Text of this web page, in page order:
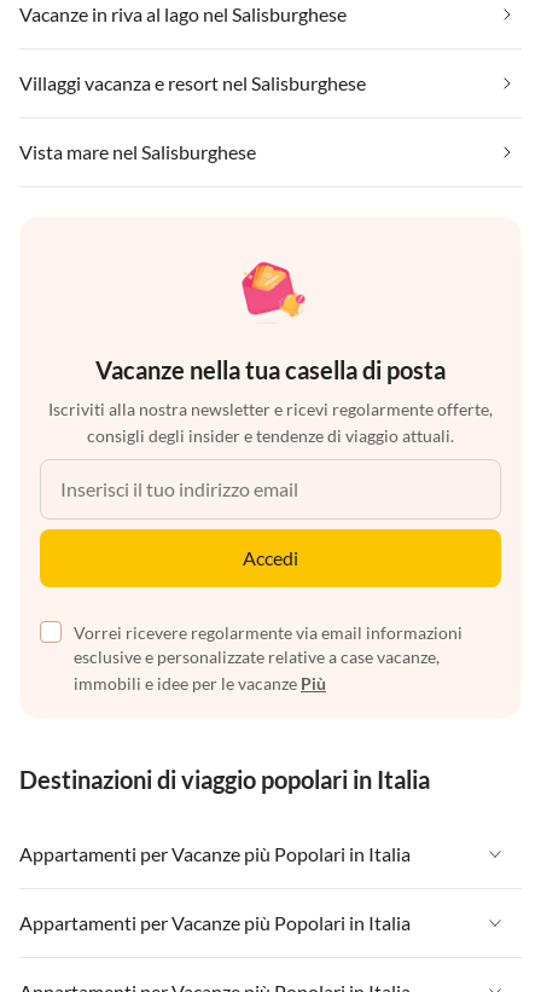
Vacanze in riva al lago nel Salisburghese
Villaggi vacanza e resort nel Salisburghese
Vista mare nel Salisburghese
Vacanze nella tua casella di posta
Iscriviti alla nostra newsletter e ricevi regolarmente offerte,
consigli degli insider e tendenze di viaggio attuali.
Accedi
Vorrei ricevere regolarmente via email informazioni
esclusive e personalizzate relative a case vacanze,
immobili e idee per le vacanze Più
Destinazioni di viaggio popolari in Italia
Appartamenti per Vacanze più Popolari in Italia
Appartamenti per Vacanze in Italia
Appartamenti per Vacanze in Liguria
Appartamenti per Vacanze più Popolari in Italia
Appartamenti per Vacanze in Italia